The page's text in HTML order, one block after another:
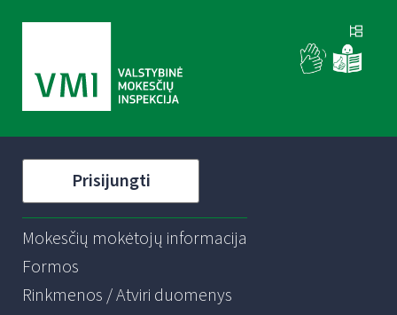
Prisijungti
Mokesčių mokėtojų informacija
Formos
Rinkmenos / Atviri duomenys